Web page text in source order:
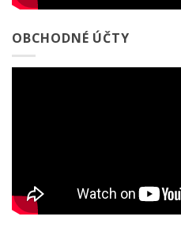
OBCHODNÉ ÚČTY